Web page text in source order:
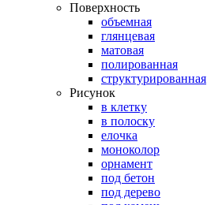
Поверхность
объемная
глянцевая
матовая
полированная
структурированная
Рисунок
в клетку
в полоску
елочка
моноколор
орнамент
под бетон
под дерево